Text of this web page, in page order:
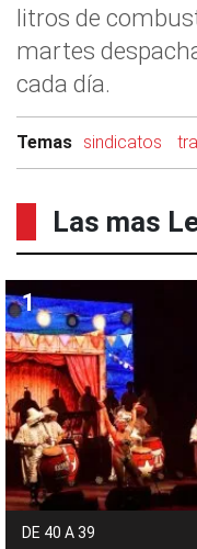
litros de
martes
cada día.
Temas sindicatos
Las mas
DE 40 A 39